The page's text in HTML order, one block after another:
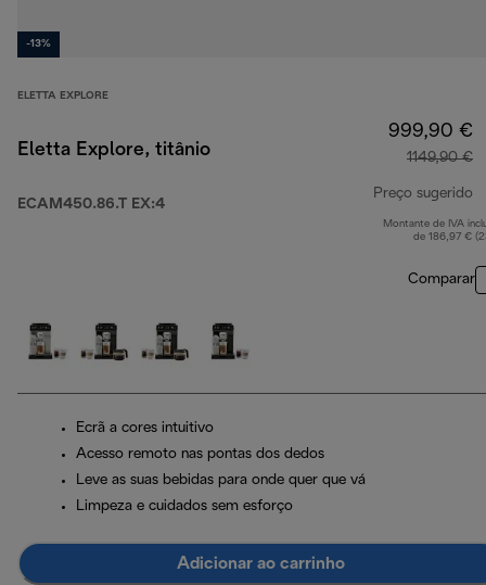
-13%
ELETTA EXPLORE
Eletta Explore, titânio
ECAM450.86.T EX:4
999,90 €
1149,90 €
Preço sugerido
Montante de IVA
de 186,97 €
Comparar
Ecrã a cores intuitivo
Acesso remoto nas pontas dos dedos
Leve as suas bebidas para onde quer que vá
Limpeza e cuidados sem esforço
Adicionar ao carrinho